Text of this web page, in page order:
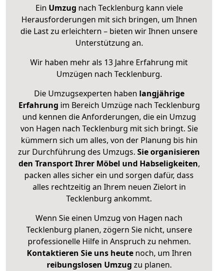
Ein Umzug nach Tecklenburg kann viele
Herausforderungen mit sich bringen, um Ihnen
die Last zu erleichtern – bieten wir Ihnen unsere
Unterstützung an.
Wir haben mehr als 13 Jahre Erfahrung mit
Umzügen nach Tecklenburg.
Die Umzugsexperten haben langjährige
Erfahrung im Bereich Umzüge nach Tecklenburg
und kennen die Anforderungen, die ein Umzug
von Hagen nach Tecklenburg mit sich bringt. Sie
kümmern sich um alles, von der Planung bis hin
zur Durchführung des Umzugs. Sie organisieren
den Transport Ihrer Möbel und Habseligkeiten,
packen alles sicher ein und sorgen dafür, dass
alles rechtzeitig an Ihrem neuen Zielort in
Tecklenburg ankommt.
Wenn Sie einen Umzug von Hagen nach
Tecklenburg planen, zögern Sie nicht, unsere
professionelle Hilfe in Anspruch zu nehmen.
Kontaktieren Sie uns heutenoch, um Ihren
reibungslosen Umzug zu planen.